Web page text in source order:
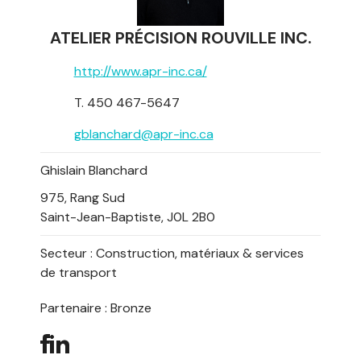
ATELIER PRÉCISION ROUVILLE INC.
http://www.apr-inc.ca/
T. 450 467-5647
gblanchard@apr-inc.ca
Ghislain Blanchard
975, Rang Sud
Saint-Jean-Baptiste, J0L 2B0
Secteur : Construction, matériaux & services
de transport
Partenaire : Bronze